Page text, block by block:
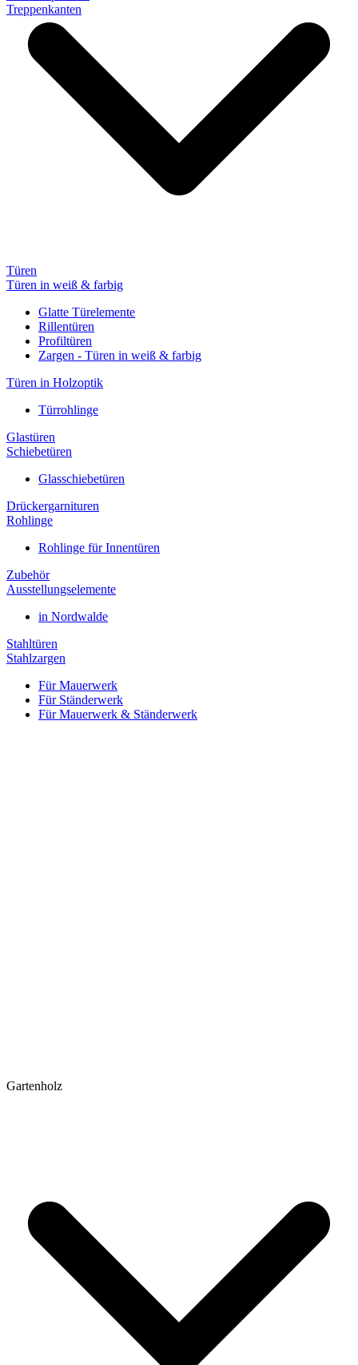
Treppenkanten
Türen
Türen in weiß & farbig
Glatte Türelemente
Rillentüren
Profiltüren
Zargen - Türen in weiß & farbig
Türen in Holzoptik
Türrohlinge
Glastüren
Schiebetüren
Glasschiebetüren
Drückergarnituren
Rohlinge
Rohlinge für Innentüren
Zubehör
Ausstellungselemente
in Nordwalde
Stahltüren
Stahlzargen
Für Mauerwerk
Für Ständerwerk
Für Mauerwerk & Ständerwerk
Gartenholz